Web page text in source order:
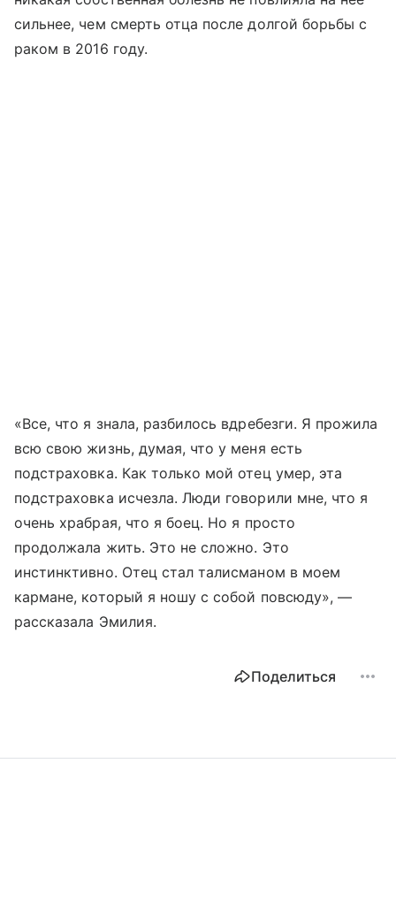
сильнее, чем смерть отца после долгой борьбы с
раком в 2016 году.
«Все, что я знала, разбилось вдребезги. Я прожила
всю свою жизнь, думая, что у меня есть
подстраховка. Как только мой отец умер, эта
подстраховка исчезла. Люди говорили мне, что я
очень храбрая, что я боец. Но я просто
продолжала жить. Это не сложно. Это
инстинктивно. Отец стал талисманом в моем
кармане, который я ношу с собой повсюду», —
рассказала Эмилия.
Поделиться